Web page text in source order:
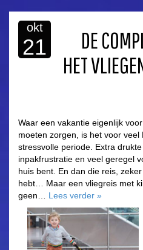
okt
21
DE
HET
Waar een vakantie eigenlijk
moeten zorgen, is het voor veel
stressvolle periode. Extra drukte
inpakfrustratie en veel geregel
huis bent. En dan die reis,
hebt… Maar een vliegreis met
geen… Lees verder »